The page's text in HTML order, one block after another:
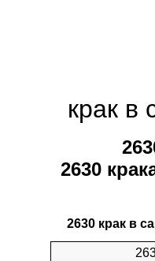
крак в
2630
2630 крак в